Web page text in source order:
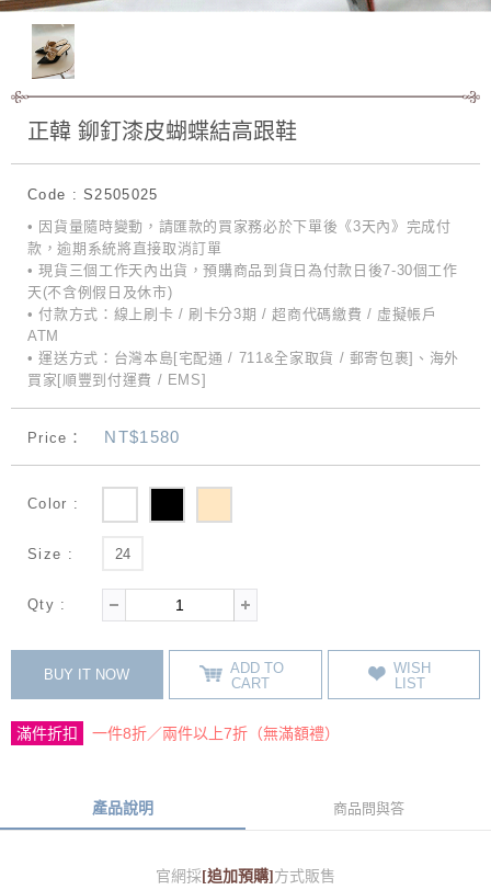
正韓 鉚釘漆皮蝴蝶結高跟鞋
Code : S2505025
• 因貨量隨時變動，請匯款的買家務必於下單後《3天內》完成付
款，逾期系統將直接取消訂單
• 現貨三個工作天內出貨，預購商品到貨日為付款日後7-30個工作
天(不含例假日及休市)
• 付款方式：線上刷卡 / 刷卡分3期 / 超商代碼繳費 / 虛擬帳戶
ATM
• 運送方式：台灣本島[宅配通 / 711&全家取貨 / 郵寄包裹]、海外
買家[順豐到付運費 / EMS]
Price： NT$1580
Color :
Size : 24
Qty :
BUY IT NOW
ADD TO
CART
WISH
LIST
滿件折扣 一件8折／兩件以上7折（無滿額禮）
產品說明 商品問與答
官網採[追加預購]方式販售